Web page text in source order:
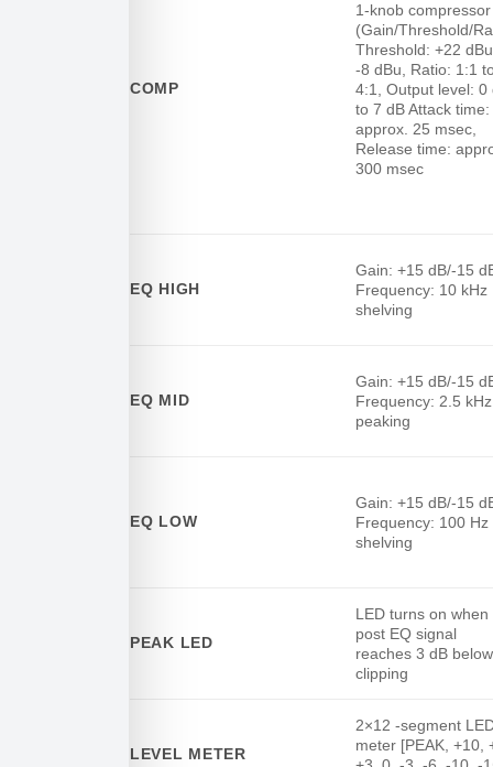
COMP
1-knob compressor
(Gain/Threshold/
Threshold: +22
-8 dBu, Ratio: 1:1
4:1, Output level: 0
to 7 dB Attack time:
approx. 25 msec,
Release time:
300 msec
EQ HIGH
Gain: +15 dB/-15
Frequency: 10 kHz
shelving
EQ MID
Gain: +15 dB/-15
Frequency: 2.5 kHz
peaking
EQ LOW
Gain: +15 dB/-15
Frequency: 100 Hz
shelving
PEAK LED
LED turns on when
post EQ signal
reaches 3 dB below
clipping
LEVEL METER
2×12 -segment
meter [PEAK, +10,